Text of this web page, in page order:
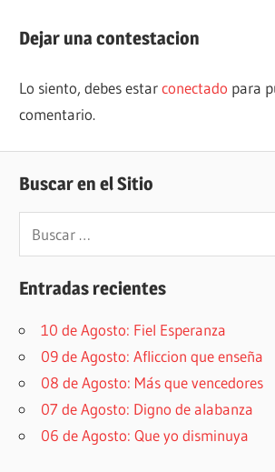
entradas
Dejar una contestacion
Lo siento, debes estarconectado para
comentario.
Buscar en el Sitio
Buscar:
Entradas recientes
10 de Agosto: Fiel Esperanza
09 de Agosto: Afliccion que enseña
08 de Agosto: Más que vencedores
07 de Agosto: Digno de alabanza
06 de Agosto: Que yo disminuya